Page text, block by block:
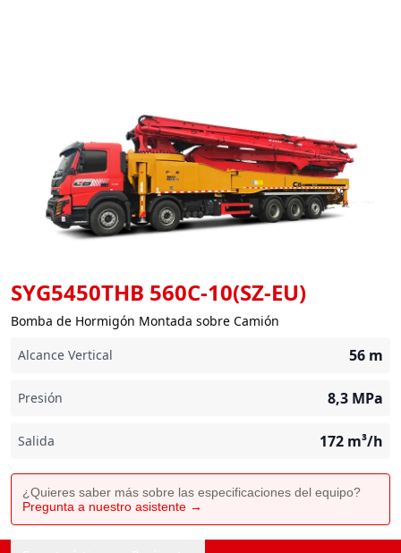
SYG5450THB 560C-10(SZ-EU)
Bomba de Hormigón Montada sobre Camión
Alcance Vertical
56 m
Presión 8,3 MPa
Salida 172 m³/h
¿Quieres saber más sobre las especificaciones del equipo?
Pregunta a nuestro asistente →